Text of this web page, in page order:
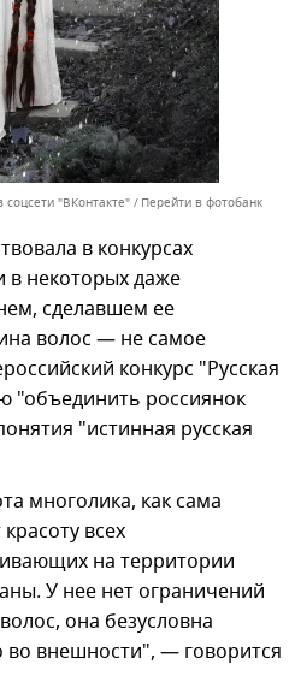
"ВКонтакте" Перейти в фотобанк
в конкурсах
в некоторых даже
сделавшем ее
волос — не самое
конкурс "Русская
"объединить россиянок
"истинная русская
многолика, как сама
всех
на территории
У нее нет ограничений
она безусловна
во внешности", — говорится